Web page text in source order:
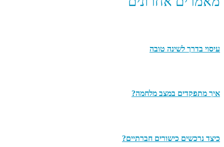
עיסוי בדרך לשינה טובה
איך מתפקדים במצב מלחמה?
כיצד נרכשים כישורים חברתיים?